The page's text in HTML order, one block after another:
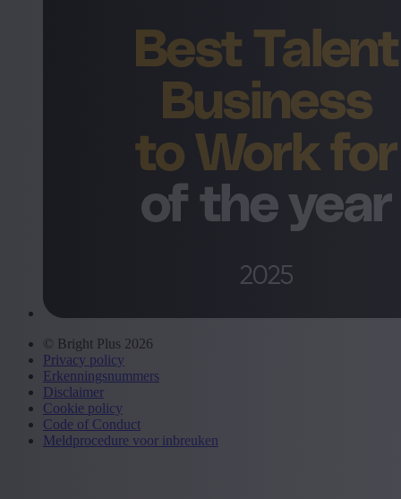
© Bright Plus 2026
Privacy policy
Erkenningsnummers
Disclaimer
Cookie policy
Code of Conduct
Meldprocedure voor inbreuken